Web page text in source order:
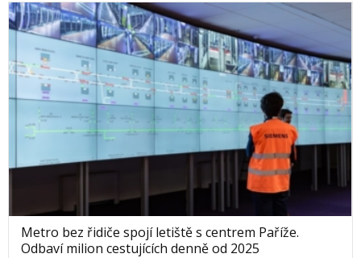
Metro bez řidiče spojí letiště s centrem Paříže.
Odbaví milion cestujících denně od 2025